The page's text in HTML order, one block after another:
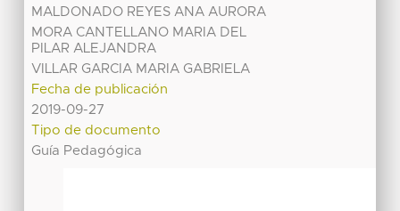
MALDONADO REYES ANA AURORA
MORA CANTELLANO MARIA DEL
PILAR ALEJANDRA
VILLAR GARCIA MARIA GABRIELA
Fecha de publicación
2019-09-27
Tipo de documento
Guía Pedagógica